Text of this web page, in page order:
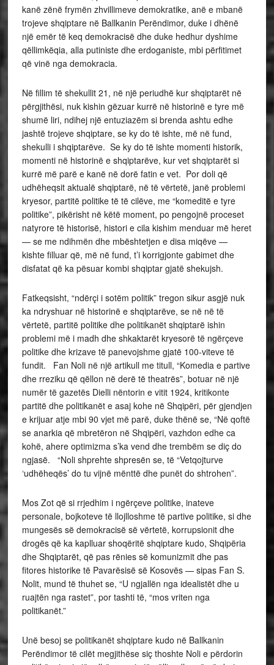
kanë zënë frymën zhvillimeve demokratike, anë e mbanë
trojeve shqiptare në Ballkanin Perëndimor, duke i dhënë
një emër të keq demokracisë dhe duke hedhur dyshime
qëllimkëqia, alla putiniste dhe erdoganiste, mbi përfitimet
që vinë nga demokracia.
Në fillim të shekullit 21, në një periudhë kur shqiptarët në
përgjithësi, nuk kishin gëzuar kurrë në historinë e tyre më
shumë liri, ndihej një entuziazëm si brenda ashtu edhe
jashtë trojeve shqiptare, se ky do të ishte, më në fund,
shekulli i shqiptarëve. Se ky do të ishte momenti historik,
momenti në historinë e shqiptarëve, kur vet shqiptarët si
kurrë më parë e kanë në dorë fatin e vet. Por doli që
udhëheqsit aktualë shqiptarë, në të vërtetë, janë problemi
kryesor, partitë politike të të cilëve, me “komeditë e tyre
politike”, pikërisht në këtë moment, po pengojnë proceset
natyrore të historisë, histori e cila kishim menduar më heret
— se me ndihmën dhe mbështetjen e disa miqëve —
kishte filluar që, më në fund, t’i korrigjonte gabimet dhe
disfatat që ka pësuar kombi shqiptar gjatë shekujsh.
Fatkeqsisht, “ndërçi i sotëm politik” tregon sikur asgjë nuk
ka ndryshuar në historinë e shqiptarëve, se në në të
vërtetë, partitë politike dhe politikanët shqiptarë ishin
problemi më i madh dhe shkaktarët kryesorë të ngërçeve
politike dhe krizave të panevojshme gjatë 100-viteve të
fundit. Fan Noli në një artikull me titull, “Komedia e partive
dhe rreziku që qëllon në derë të theatrës”, botuar në një
numër të gazetës Dielli nëntorin e vitit 1924, kritikonte
partitë dhe politikanët e asaj kohe në Shqipëri, për gjendjen
e krijuar atje mbi 90 vjet më parë, duke thënë se, “Në qoftë
se anarkia që mbretëron në Shqipëri, vazhdon edhe ca
kohë, ahere optimizma s’ka vend dhe trembëm se diç do
ngjasë. “Noli shprehte shpresën se, të “Vetqojturve
‘udhëheqës’ do tu vijnë mënttë dhe punët do shtrohen”.
Mos Zot që si rrjedhim i ngërçeve politike, inateve
personale, bojkoteve të llojlloshme të partive politike, si dhe
mungesës së demokracisë së vërtetë, korrupsionit dhe
drogës që ka kaplluar shoqëritë shqiptare kudo, Shqipëria
dhe Shqiptarët, që pas rënies së komunizmit dhe pas
fitores historike të Pavarësisë së Kosovës — sipas Fan S.
Nolit, mund të thuhet se, “U ngjallën nga idealistët dhe u
ruajtën nga rastet”, por tashti të, “mos vriten nga
politikanët.”
Unë besoj se politikanët shqiptare kudo në Ballkanin
Perëndimor të cilët megjithëse siç thoshte Noli e përdorin